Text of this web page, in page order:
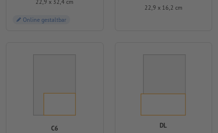
22,9 x 32,4 cm
Online gestaltbar
22,9 x 16,2 cm
C6 DL